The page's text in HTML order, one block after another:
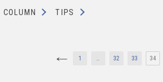
COLUMN TIPS
1 … 32 33 34